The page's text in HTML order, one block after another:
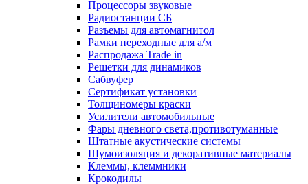
Процессоры звуковые
Радиостанции СБ
Разъемы для автомагнитол
Рамки переходные для а/м
Распродажа Trade in
Решетки для динамиков
Сабвуфер
Сертификат установки
Толщиномеры краски
Усилители автомобильные
Фары дневного света,противотуманные
Штатные акустические системы
Шумоизоляция и декоративные материалы
Клеммы, клеммники
Крокодилы